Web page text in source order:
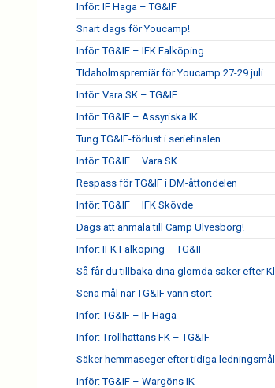
Inför: IF Haga – TG&IF
Snart dags för Youcamp!
Inför: TG&IF – IFK Falköping
TIdaholmspremiär för Youcamp 27-29 juli
Inför: Vara SK – TG&IF
Inför: TG&IF – Assyriska IK
Tung TG&IF-förlust i seriefinalen
Inför: TG&IF – Vara SK
Respass för TG&IF i DM-åttondelen
Inför: TG&IF – IFK Skövde
Dags att anmäla till Camp Ulvesborg!
Inför: IFK Falköping – TG&IF
Så får du tillbaka dina glömda saker efter
Sena mål när TG&IF vann stort
Inför: TG&IF – IF Haga
Inför: Trollhättans FK – TG&IF
Säker hemmaseger efter tidiga ledningsmål
Inför: TG&IF – Wargöns IK